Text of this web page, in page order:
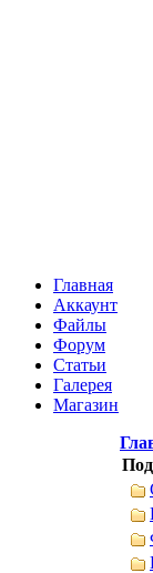
Главная
Аккаунт
Файлы
Форум
Статьи
Галерея
Магазин